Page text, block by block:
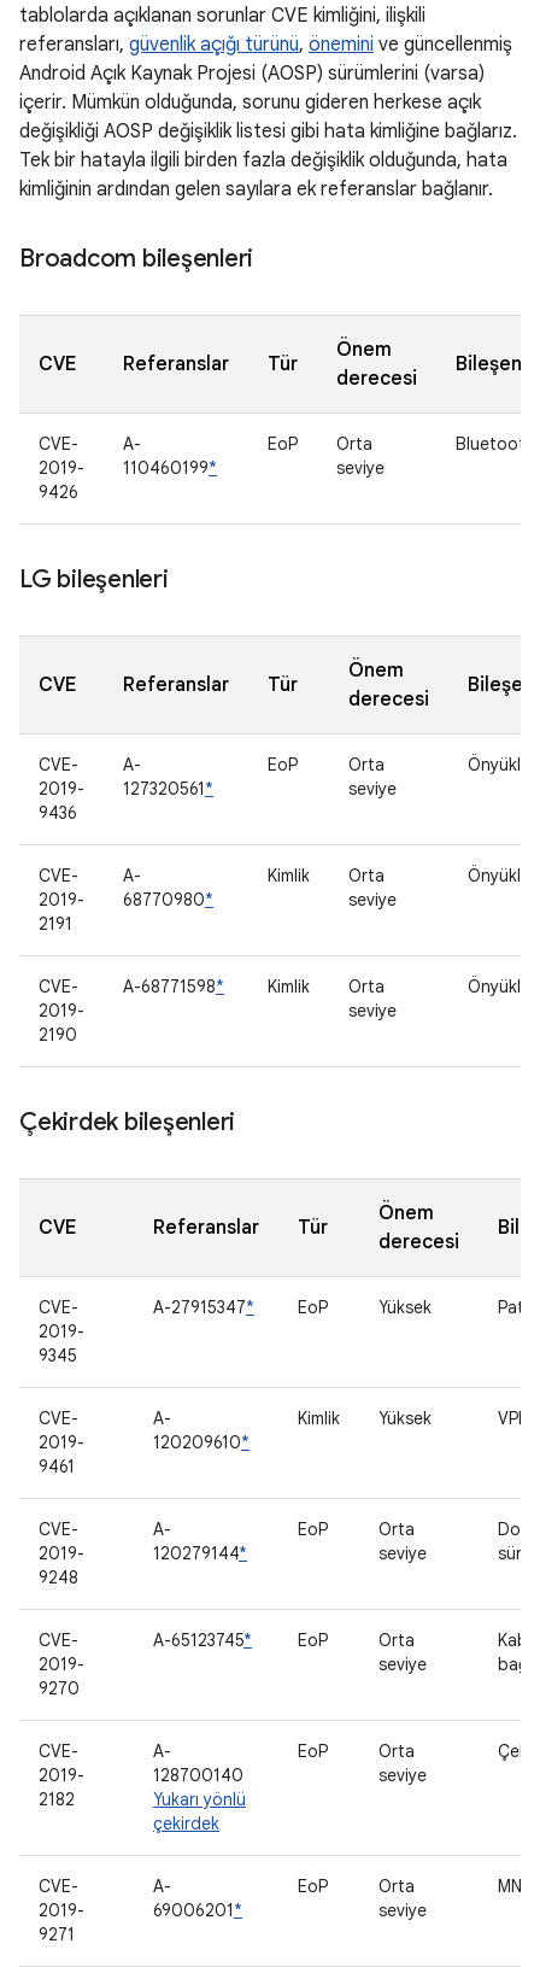
tablolarda açıklanan sorunlar CVE kimliğini, ilişkili
referansları, güvenlik açığı türünü, önemini ve güncellenmiş
Android Açık Kaynak Projesi (AOSP) sürümlerini (varsa)
içerir. Mümkün olduğunda, sorunu gideren herkese açık
değişikliği AOSP değişiklik listesi gibi hata kimliğine bağlarız.
Tek bir hatayla ilgili birden fazla değişiklik olduğunda, hata
kimliğinin ardından gelen sayılara ek referanslar bağlanır.
Broadcom bileşenleri
CVE Referanslar Tür
Önem
derecesi
Bileşen
CVE-
2019-
9426
A-
110460199*
EoP
Orta
seviye
Bluetooth
LG bileşenleri
CVE Referanslar Tür
Önem
derecesi
Bileşen
CVE-
2019-
9436
A-
127320561*
EoP
Orta
seviye
CVE-
2019-
2191
A-
68770980*
Kimlik
Orta
seviye
CVE-
2019-
2190
A-68771598* Kimlik
Orta
seviye
Çekirdek bileşenleri
CVE Referanslar Tür
Önem
derecesi
CVE-
2019-
9345
A-27915347* EoP Yüksek
CVE-
2019-
9461
A-
120209610*
Kimlik Yüksek VPN
CVE-
2019-
9248
A-
120279144*
EoP
Orta
seviye
CVE-
2019-
9270
A-65123745* EoP
Orta
seviye
CVE-
2019-
2182
A-
128700140
Yukarı yönlü
çekirdek
EoP
Orta
seviye
CVE-
2019-
9271
A-
69006201*
EoP
Orta
seviye